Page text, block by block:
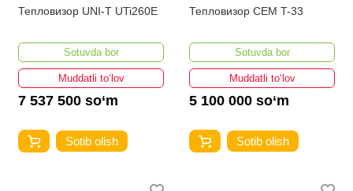
Тепловизор UNI-T UTi260E
Sotuvda bor
Muddatli to‘lov
7 537 500 so‘m
Sotib olish
Тепловизор CEM T-33
Sotuvda bor
Muddatli to‘lov
5 100 000 so‘m
Sotib olish